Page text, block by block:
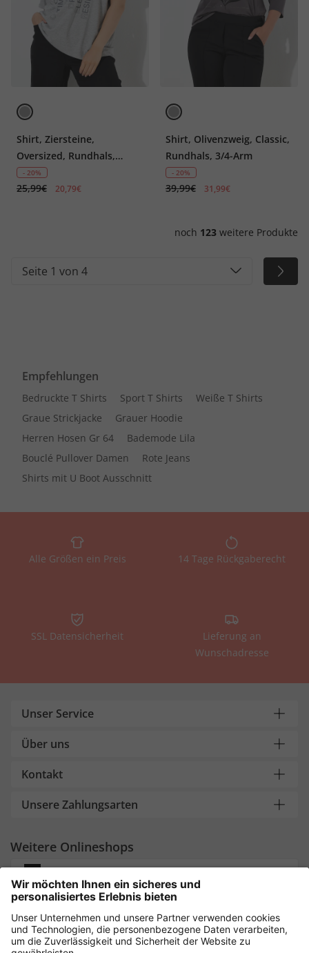
Shirt, Ziersteine,
Oversized, Rundhals,
Halbarm
- 20%
25,99€ 20,79€
Shirt, Olivenzweig, Classic,
Rundhals, 3/4-Arm
- 20%
39,99€ 31,99€
noch 123 weitere Produkte
Seite 1 von 4
Empfehlungen
Bedruckte T Shirts Sport T Shirts
Weiße T Shirts
Graue Strickjacke
Grauer Hoodie
Herren Hosen Gr 64
Bademode Lila
Bouclé Pullover Damen
Rote Jeans
Shirts mit U Boot Ausschnitt
Alle Größen ein Preis 14 Tage Rückgaberecht
SSL Datensicherheit
Lieferung an
Wunschadresse
Unser Service
Über uns
Kontakt
Unsere Zahlungsarten
Weitere Onlineshops
Deutschland
Sicher einkaufen mit